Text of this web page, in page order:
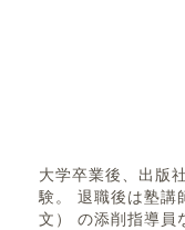
大学卒業後、出版
験。 退職後は塾講
文） の添削指導員